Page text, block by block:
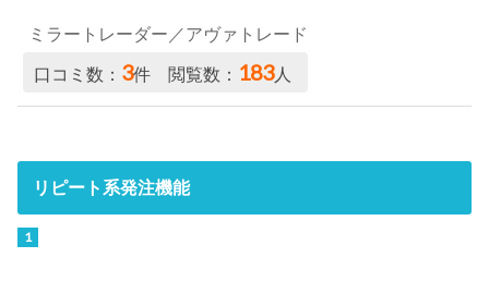
ミラートレーダー／アヴァトレード
口コミ数： 3件 閲覧数： 183人
リピート系発注機能